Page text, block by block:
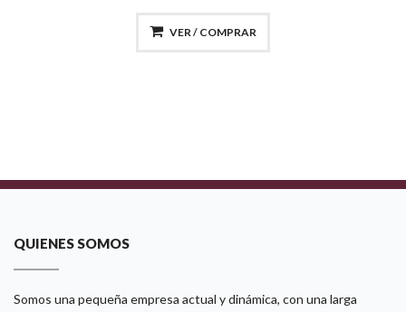
VER / COMPRAR
QUIENES SOMOS
Somos una pequeña empresa actual y dinámica, con una larga